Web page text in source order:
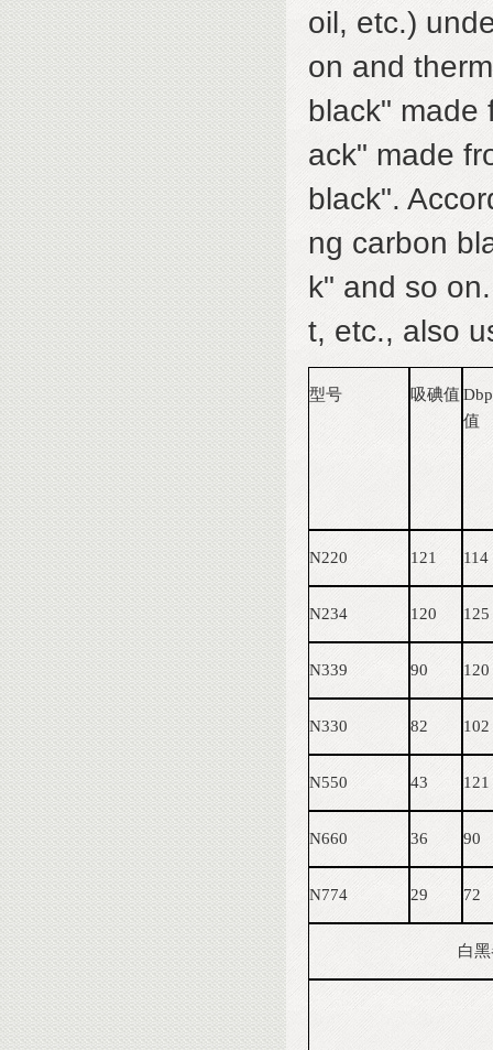
oil, etc.)
on and
black" made
ack" made
black".
ng carbon
k" and so
t, etc., also
型号 吸碘值 Dbp
值
N220 121 114
N234 120 125
N339 90 120
N330 82 102
N550 43 121
N660 36 90
N774 29 72
白